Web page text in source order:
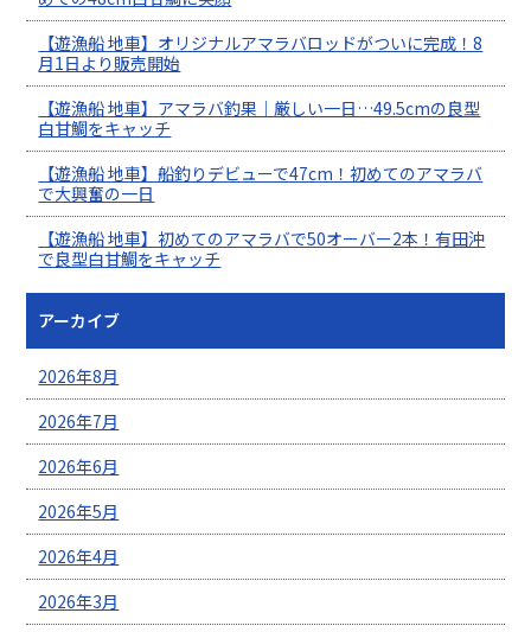
【遊漁船 地車】オリジナルアマラバロッドがついに完成！8
月1日より販売開始
【遊漁船 地車】アマラバ釣果｜厳しい一日…49.5cmの良型
白甘鯛をキャッチ
【遊漁船 地車】船釣りデビューで47cm！初めてのアマラバ
で大興奮の一日
【遊漁船 地車】初めてのアマラバで50オーバー2本！有田沖
で良型白甘鯛をキャッチ
アーカイブ
2026年8月
2026年7月
2026年6月
2026年5月
2026年4月
2026年3月